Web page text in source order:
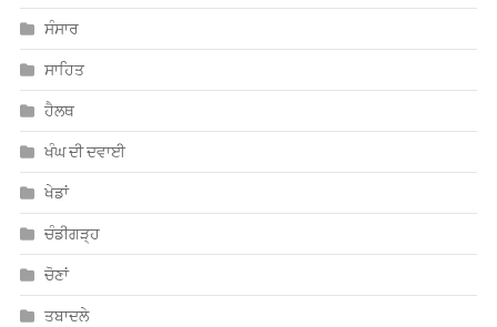
ਸੰਸਾਰ
ਸਾਹਿਤ
ਹੈਲਥ
ਖੰਘ ਦੀ ਦਵਾਈ
ਖੇਡਾਂ
ਚੰਡੀਗੜ੍ਹ
ਚੋਣਾਂ
ਤਬਾਦਲੇ